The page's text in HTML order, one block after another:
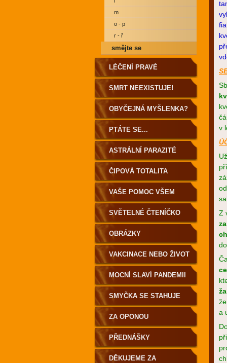
v
Z
a
při
m
o - p
r - ř
smějte se
LÉČENÍ PRAVÉ
SMRT NEEXISTUJE!
OBYČEJNÁ MYŠLENKA?
PTÁTE SE...
ASTRÁLNÍ PARAZITÉ
ČIPOVÁ TOTALITA
VAŠE POMOC VŠEM
SVĚTELNÉ ČTENÍČKO
OBRÁZKY
VAKCINACE NEBO ŽIVOT
MOCNÍ SLAVÍ PANDEMII
SMYČKA SE STAHUJE
ZA OPONOU
PŘEDNÁŠKY
DĚKUJEME ZA